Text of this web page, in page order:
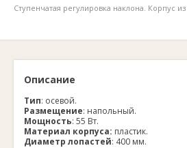
Ступенчатая регулировка наклона. Корпус из
Описание
Тип: осевой.
Размещение: напольный.
Мощность: 55 Вт.
Материал корпуса: пластик.
Диаметр лопастей: 400 мм.